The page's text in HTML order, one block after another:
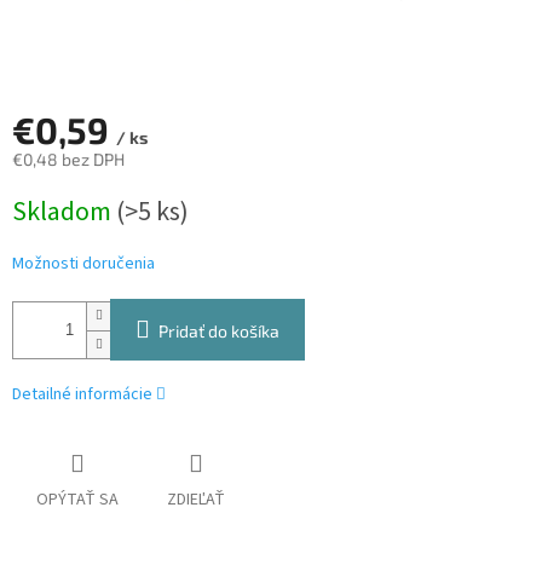
€0,59 / ks
€0,48 bez DPH
cena:
Skladom (>5 ks)
Možnosti doručenia
Pridať do košíka
Detailné informácie
OPÝTAŤ SA ZDIEĽAŤ